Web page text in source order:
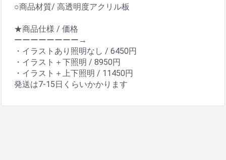
○商品材質/ 高透明度アクリル板
★商品仕様 / 価格
ーーーーーーーー→
・イラストあり照明なし / 6450円
・イラスト＋下照明 / 8950円
・イラスト＋上下照明 / 11450円
発送は7-15日くらいかかります